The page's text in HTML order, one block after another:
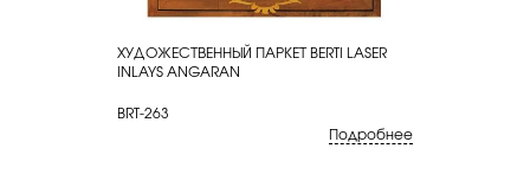
КУПИТЬ
ХУДОЖЕСТВЕННЫЙ ПАРКЕТ BERTI LASER
INLAYS ANGARAN
BRT-263
Подробнее